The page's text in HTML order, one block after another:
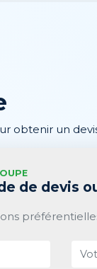
obtenir un
de devis